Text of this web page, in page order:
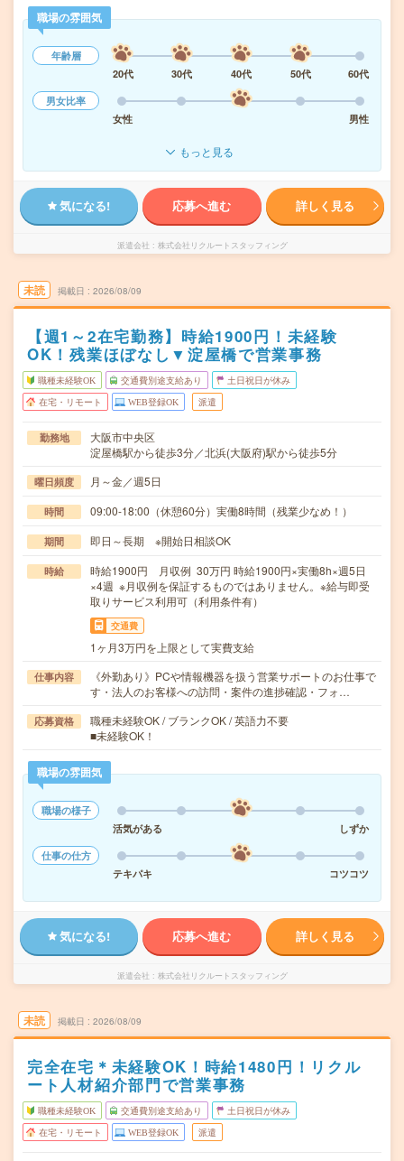
職場の雰囲気
年齢層
20代
30代 40代 50代
60代
男女比率
女性
男性
もっと見る
気になる! 応募へ進む 詳しく見る
派遣会社 株式会社リクルートスタッフィング
未読 掲載日 2026/08/09
【週1～2在宅勤務】時給1900円！未経験
OK！残業ほぼなし▼淀屋橋で営業事務
職種未経験OK 交通費別途支給あり 土日祝日が休み
在宅・リモート WEB登録OK 派遣
勤務地
大阪市中央区
淀屋橋駅から徒歩3分／北浜(大阪府)駅から徒歩5分
曜日頻度 月～金／週5日
時間 09:00-18:00（休憩60分）実働8時間（残業少なめ！）
期間 即日～長期 ※開始日相談OK
時給
時給1900円 月収例 30万円 時給1900円×実働8h×週5日
×4週 ※月収例を保証するものではありません。※給与即受
取りサービス利用可（利用条件有）
交通費
1ヶ月3万円を上限として実費支給
仕事内容
《外勤あり》PCや情報機器を扱う営業サポートのお仕事で
す・法人のお客様への訪問・案件の進捗確認・フォ…
応募資格
職種未経験OK / ブランクOK / 英語力不要
■未経験OK！
職場の雰囲気
職場の様子
活気がある
しずか
仕事の仕方
テキパキ
コツコツ
気になる! 応募へ進む 詳しく見る
派遣会社 株式会社リクルートスタッフィング
未読 掲載日 2026/08/09
完全在宅＊未経験OK！時給1480円！リクル
ート人材紹介部門で営業事務
職種未経験OK 交通費別途支給あり 土日祝日が休み
在宅・リモート WEB登録OK 派遣